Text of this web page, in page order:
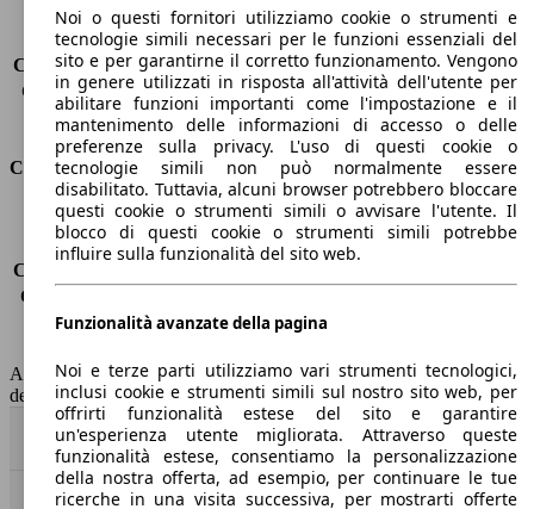
Sedili
5
Carico sul tetto
-
Capacità di traino (senza freni) -
Capacità di traino (con freni)
900 kg
Volume del bagagliaio
288 - 923 l
Consumi
Emissioni di CO2*
111 g/km (komb.)
Consumo (urbano)
9.6 l/100km
Consumo (extra-urbano)
Consumo (combinato)*
Classe di emissione
Euro 6
AutoScout24 non si assume alcuna responsabilità per la correttezza
dei dati.
Torna su
Noi o questi fornitori utilizziamo cookie o strumenti e
tecnologie simili necessari per le funzioni essenziali del
sito e per garantirne il corretto funzionamento. Vengono
in genere utilizzati in risposta all'attività dell'utente per
abilitare funzioni importanti come l'impostazione e il
mantenimento delle informazioni di accesso o delle
preferenze sulla privacy. L'uso di questi cookie o
tecnologie simili non può normalmente essere
disabilitato. Tuttavia, alcuni browser potrebbero bloccare
questi cookie o strumenti simili o avvisare l'utente. Il
blocco di questi cookie o strumenti simili potrebbe
influire sulla funzionalità del sito web.
Funzionalità avanzate della pagina
Noi e terze parti utilizziamo vari strumenti tecnologici,
inclusi cookie e strumenti simili sul nostro sito web, per
offrirti funzionalità estese del sito e garantire
un'esperienza utente migliorata. Attraverso queste
funzionalità estese, consentiamo la personalizzazione
della nostra offerta, ad esempio, per continuare le tue
ricerche in una visita successiva, per mostrarti offerte